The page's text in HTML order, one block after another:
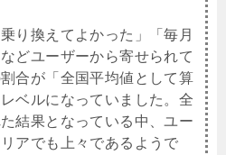
り換えてよかった」「毎月
どユーザーから寄せられて
合が「全国平均値として算
ベルになっていました。全
結果となっている中、ユー
アでも上々であるようで